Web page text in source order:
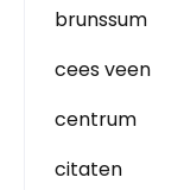
brunssum
cees veen
centrum
citaten